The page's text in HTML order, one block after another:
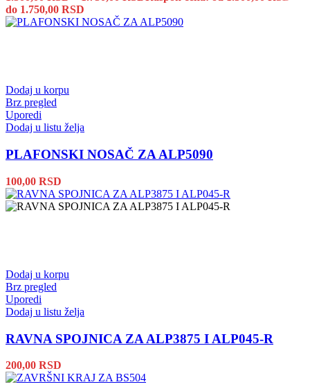
do 1.750,00 RSD
Dodaj u korpu
Brz pregled
Uporedi
Dodaj u listu želja
PLAFONSKI NOSAČ ZA ALP5090
100,00 RSD
Dodaj u korpu
Brz pregled
Uporedi
Dodaj u listu želja
RAVNA SPOJNICA ZA ALP3875 I ALP045-R
200,00 RSD